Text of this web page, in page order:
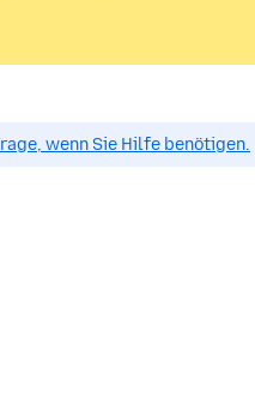
wenn Sie Hilfe benötigen.